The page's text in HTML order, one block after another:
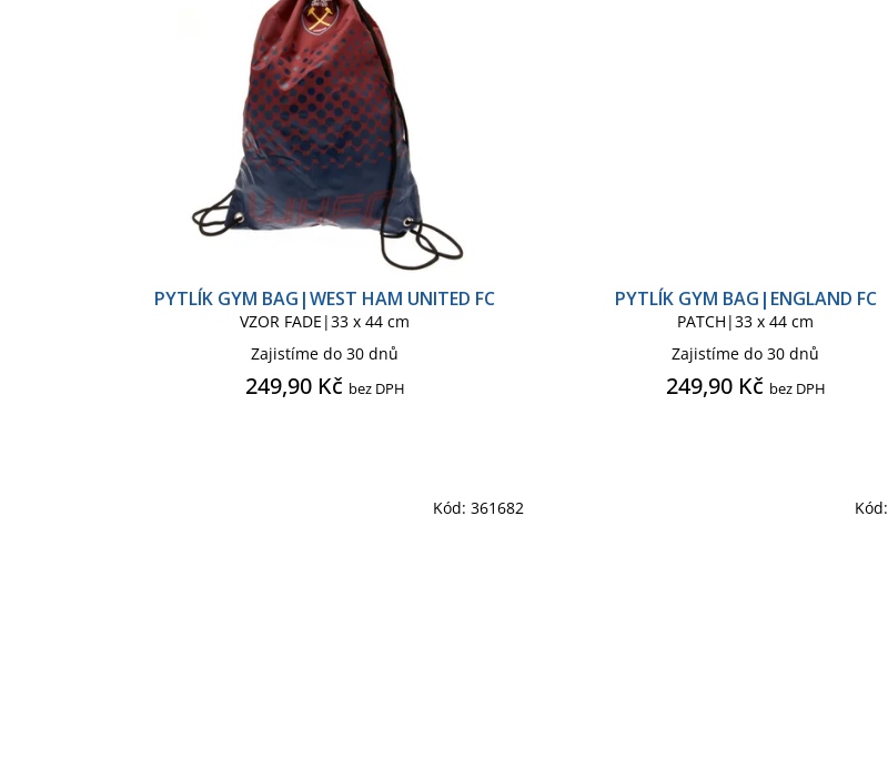
PYTLÍK GYM BAG|WEST HAM UNITED FC
VZOR FADE|33 x 44 cm
Zajistíme do 30 dnů
249,90 Kč bez DPH
PYTLÍK GYM BAG|ENGLAND FC
PATCH|33 x 44 cm
Zajistíme do 30 dnů
249,90 Kč bez DPH
Kód:361682 Kód: